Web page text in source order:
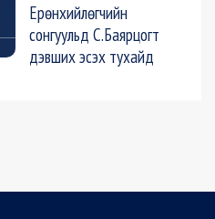
Ерөнхийлөгчийн
сонгуульд С.Баярцогт
дэвших эсэх тухайд